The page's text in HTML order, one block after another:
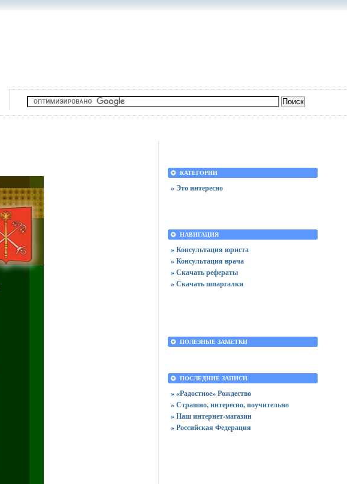
КАТЕГОРИИ
» Это интересно
НАВИГАЦИЯ
» Консультация юриста
» Консультация врача
» Скачать рефераты
» Скачать шпаргалки
ПОЛЕЗНЫЕ ЗАМЕТКИ
ПОСЛЕДНИЕ ЗАПИСИ
» «Радостное» Рождество
» Страшно, интересно, поучительно
» Наш интернет-магазин
» Российская Федерация